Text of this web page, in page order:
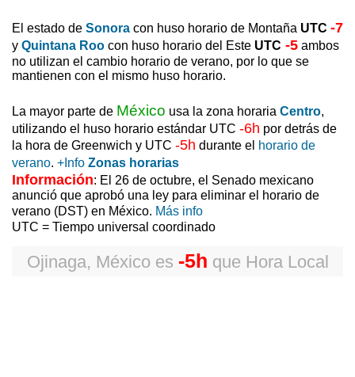
El estado de Sonora con huso horario de Montaña UTC -7
y Quintana Roo con huso horario del Este UTC -5 ambos
no utilizan el cambio horario de verano, por lo que se
mantienen con el mismo huso horario.
La mayor parte de México usa la zona horaria Centro,
utilizando el huso horario estándar UTC -6h por detrás de
la hora de Greenwich y UTC -5h durante el horario de
verano. +Info Zonas horarias
Información: El 26 de octubre, el Senado mexicano
anunció que aprobó una ley para eliminar el horario de
verano (DST) en México. Más info
UTC = Tiempo universal coordinado
Ojinaga, México es -5h que Hora Local